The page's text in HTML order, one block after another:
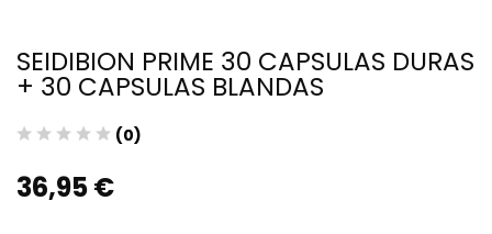
SEIDIBION PRIME 30 CAPSULAS DURAS
+ 30 CAPSULAS BLANDAS
(0)
36,95 €